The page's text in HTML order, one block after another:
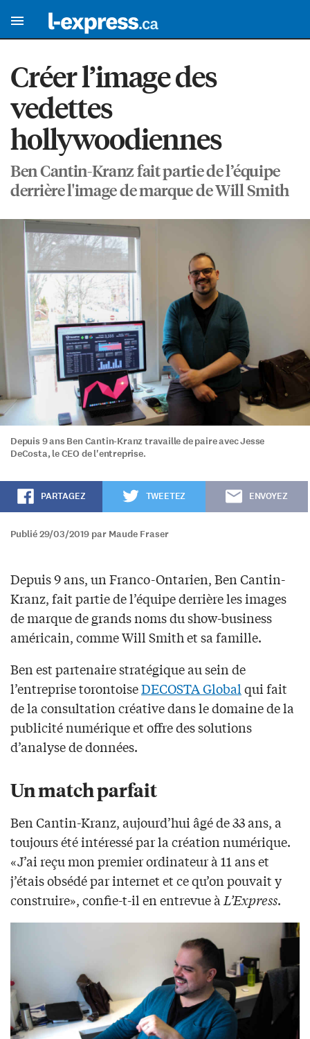
Créer l’image des
vedettes
hollywoodiennes
Ben Cantin-Kranz fait partie de l’équipe
derrière l'image de marque de Will Smith
Depuis 9 ans Ben Cantin-Kranz travaille de paire avec Jesse
DeCosta, le CEO de l'entreprise.
PARTAGEZ TWEETEZ ENVOYEZ
Publié 29/03/2019 par Maude Fraser
Depuis 9 ans, un Franco-Ontarien, Ben Cantin-
Kranz, fait partie de l’équipe derrière les images
de marque de grands noms du show-business
américain, comme Will Smith et sa famille.
Ben est partenaire stratégique au sein de
l’entreprise torontoiseDECOSTA Globalqui fait
de la consultation créative dans le domaine de la
publicité numérique et offre des solutions
d’analyse de données.
Un match parfait
Ben Cantin-Kranz, aujourd’hui âgé de 33 ans, a
toujours été intéressé par la création numérique.
«J’ai reçu mon premier ordinateur à 11 ans et
j’étais obsédé par internet et ce qu’on pouvait y
construire», confie-t-il en entrevue à L’Express.